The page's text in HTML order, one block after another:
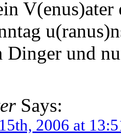
Dinger und
Says:
2006 at